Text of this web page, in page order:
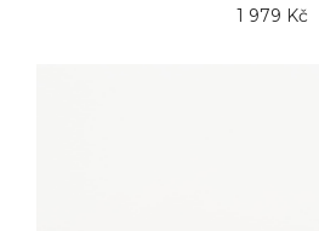
1 979 Kč